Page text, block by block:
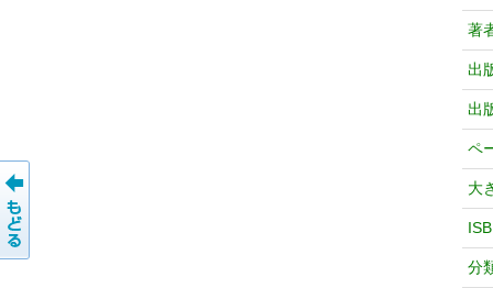
著
出
出
ペ
大
分